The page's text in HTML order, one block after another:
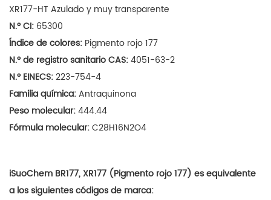
XR177-HT Azulado y muy transparente
N.º CI: 65300
Índice de colores: Pigmento rojo 177
N.º de registro sanitario CAS:4051-63-2
N.º EINECS:223-754-4
Familia química:Antraquinona
Peso molecular:444.44
Fórmula molecular:C28H16N2O4
iSuoChem BR177, XR177 (Pigmento rojo 177) es equivalente
a los siguientes códigos de marca: